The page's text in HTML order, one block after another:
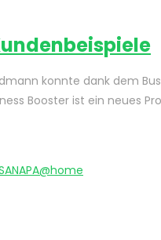
konnte dank dem
Booster ist ein neues